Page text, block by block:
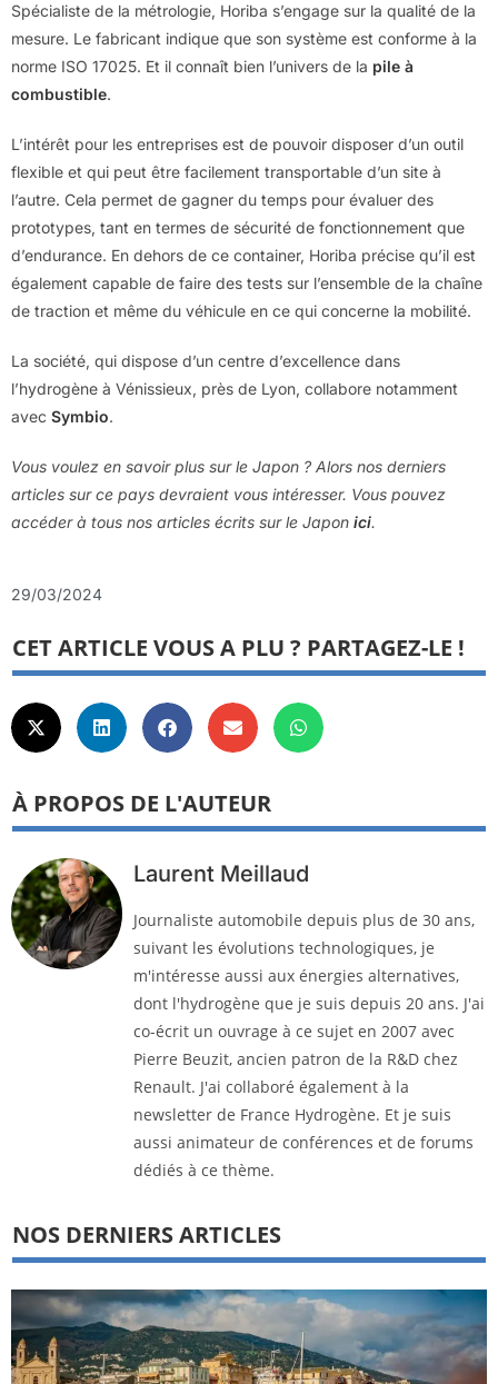
Spécialiste de la métrologie, Horiba s’engage sur la qualité de la
mesure. Le fabricant indique que son système est conforme à la
norme ISO 17025. Et il connaît bien l’univers de la pile à
combustible.
L’intérêt pour les entreprises est de pouvoir disposer d’un outil
flexible et qui peut être facilement transportable d’un site à
l’autre. Cela permet de gagner du temps pour évaluer des
prototypes, tant en termes de sécurité de fonctionnement que
d’endurance. En dehors de ce container, Horiba précise qu’il est
également capable de faire des tests sur l’ensemble de la chaîne
de traction et même du véhicule en ce qui concerne la mobilité.
La société, qui dispose d’un centre d’excellence dans
l’hydrogène à Vénissieux, près de Lyon, collabore notamment
avec Symbio.
Vous voulez en savoir plus sur le Japon ? Alors nos derniers
articles sur ce pays devraient vous intéresser. Vous pouvez
accéder à tous nos articles écrits sur le Japon ici.
29/03/2024
CET ARTICLE VOUS A PLU ? PARTAGEZ-LE !
À PROPOS DE L'AUTEUR
Laurent Meillaud
Journaliste automobile depuis plus de 30 ans,
suivant les évolutions technologiques, je
m'intéresse aussi aux énergies alternatives,
dont l'hydrogène que je suis depuis 20 ans. J'ai
co-écrit un ouvrage à ce sujet en 2007 avec
Pierre Beuzit, ancien patron de la R&D chez
Renault. J'ai collaboré également à la
newsletter de France Hydrogène. Et je suis
aussi animateur de conférences et de forums
dédiés à ce thème.
NOS DERNIERS ARTICLES